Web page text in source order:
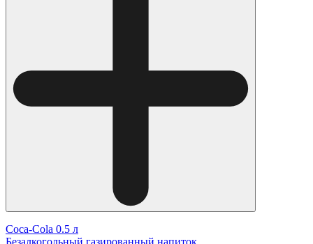
Coca-Cola 0.5 л
Безалкогольный газированный напиток